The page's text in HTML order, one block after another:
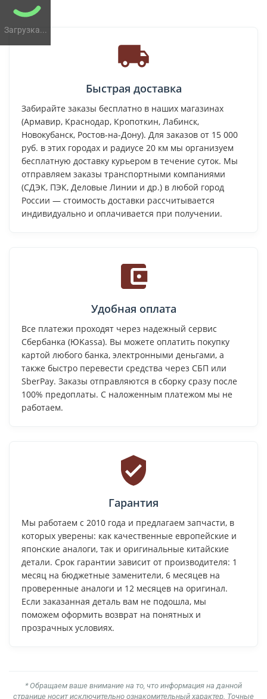
Загрузка...
Быстрая доставка
Забирайте заказы бесплатно в наших магазинах
(Армавир, Краснодар, Кропоткин, Лабинск,
Новокубанск, Ростов-на-Дону). Для заказов от 15 000
руб. в этих городах и радиусе 20 км мы организуем
бесплатную доставку курьером в течение суток. Мы
отправляем заказы транспортными компаниями
(СДЭК, ПЭК, Деловые Линии и др.) в любой город
России — стоимость доставки рассчитывается
индивидуально и оплачивается при получении.
Удобная оплата
Все платежи проходят через надежный сервис
Сбербанка (ЮKassa). Вы можете оплатить покупку
картой любого банка, электронными деньгами, а
также быстро перевести средства через СБП или
SberPay. Заказы отправляются в сборку сразу после
100% предоплаты. С наложенным платежом мы не
работаем.
Гарантия
Мы работаем с 2010 года и предлагаем запчасти, в
которых уверены: как качественные европейские и
японские аналоги, так и оригинальные китайские
детали. Срок гарантии зависит от производителя: 1
месяц на бюджетные заменители, 6 месяцев на
проверенные аналоги и 12 месяцев на оригинал.
Если заказанная деталь вам не подошла, мы
поможем оформить возврат на понятных и
прозрачных условиях.
* Обращаем ваше внимание на то, что информация на данной
странице носит исключительно ознакомительный характер. Точные